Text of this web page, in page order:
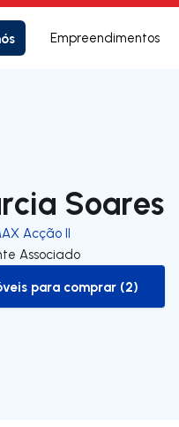
Empreendimentos
Soares
Acção II
Associado
to-buy-listing
para comprar (2)